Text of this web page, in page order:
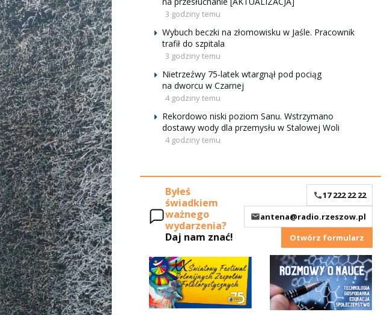
3 godziny temu
Wybuch beczki na złomowisku w Jaśle. Pracownik
trafił do szpitala
3 godziny temu
Nietrzeźwy 75-latek wtargnął pod pociąg
na dworcu w Czarnej
4 godziny temu
Rekordowo niski poziom Sanu. Wstrzymano
dostawy wody dla przemysłu w Stalowej Woli
4 godziny temu
Byłeś
świadkiem
ważnego
wydarzenia?
Daj nam znać!
17 222 22 22
antena@radio.rzeszow.pl
Otwórz formularz